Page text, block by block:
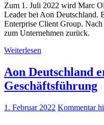
Zum 1. Juli 2022 wird Marc
Leader bei Aon Deutschland.
Enterprise Client Group.
zum Unternehmen zurück.
Weiterlesen
Aon Deutschland
Geschäftsführung
1. Februar 2022 Kommentar